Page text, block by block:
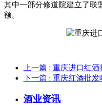
其中一部分修道院建立了联
额。
上一篇 : 重庆进口红
下一篇 : 重庆红酒批
酒业资讯